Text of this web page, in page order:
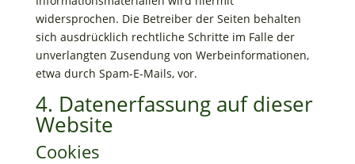
widersprochen. Die Betreiber der Seiten behalten
sich ausdrücklich rechtliche Schritte im Falle der
unverlangten Zusendung von Werbeinformationen,
etwa durch Spam-E-Mails, vor.
4. Datenerfassung auf dieser
Website
Cookies